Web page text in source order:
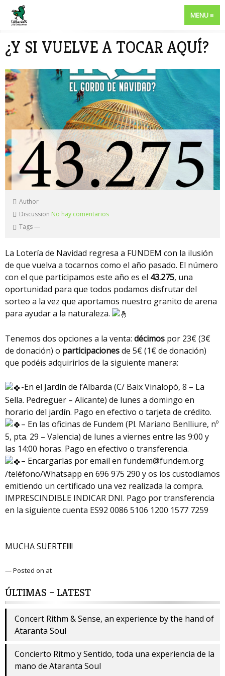
MENU
¿Y SI VUELVE A TOCAR AQUÍ?
Author
Discussion No hay comentarios
Tags—
La Lotería de Navidad regresa a FUNDEM con la ilusión
de que vuelva a tocarnos como el año pasado. El número
con el que participamos este año es el 43.275, una
oportunidad para que todos podamos disfrutar del
sorteo a la vez que aportamos nuestro granito de arena
para ayudar a la naturaleza.
Tenemos dos opciones a la venta: décimos por 23€ (3€
de donación) o participacionesde 5€ (1€ de donación)
que podéis adquirirlos de la siguiente manera:
-En el Jardín de l’Albarda (C/ Baix Vinalopó, 8 – La
Sella. Pedreguer – Alicante) de lunes a domingo en
horario del jardín. Pago en efectivo o tarjeta de crédito.
– En las oficinas de Fundem (Pl. Mariano Benlliure, nº
5, pta. 29 – Valencia) de lunes a viernes entre las 9:00 y
las 14:00 horas. Pago en efectivo o transferencia.
– Encargarlas por email en fundem@fundem.org
/teléfono/Whatsapp en 696 975 290 y os los custodiamos
emitiendo un certificado una vez realizada la compra.
IMPRESCINDIBLE INDICAR DNI. Pago por transferencia
en la siguiente cuenta ES92 0086 5106 1200 1577 7259
MUCHA SUERTE!!!!
— Posted on at
ÚLTIMAS – LATEST
Concert Rithm & Sense, an experience by the hand of
Ataranta Soul
Concierto Ritmo y Sentido, toda una experiencia de la
mano de Ataranta Soul